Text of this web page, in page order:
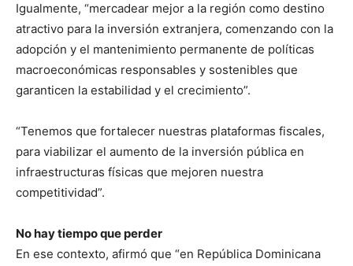
Igualmente, “mercadear mejor a la región como destino
atractivo para la inversión extranjera, comenzando con la
adopción y el mantenimiento permanente de políticas
macroeconómicas responsables y sostenibles que
garanticen la estabilidad y el crecimiento”.
“Tenemos que fortalecer nuestras plataformas fiscales,
para viabilizar el aumento de la inversión pública en
infraestructuras físicas que mejoren nuestra
competitividad”.
No hay tiempo que perder
En ese contexto, afirmó que “en República Dominicana